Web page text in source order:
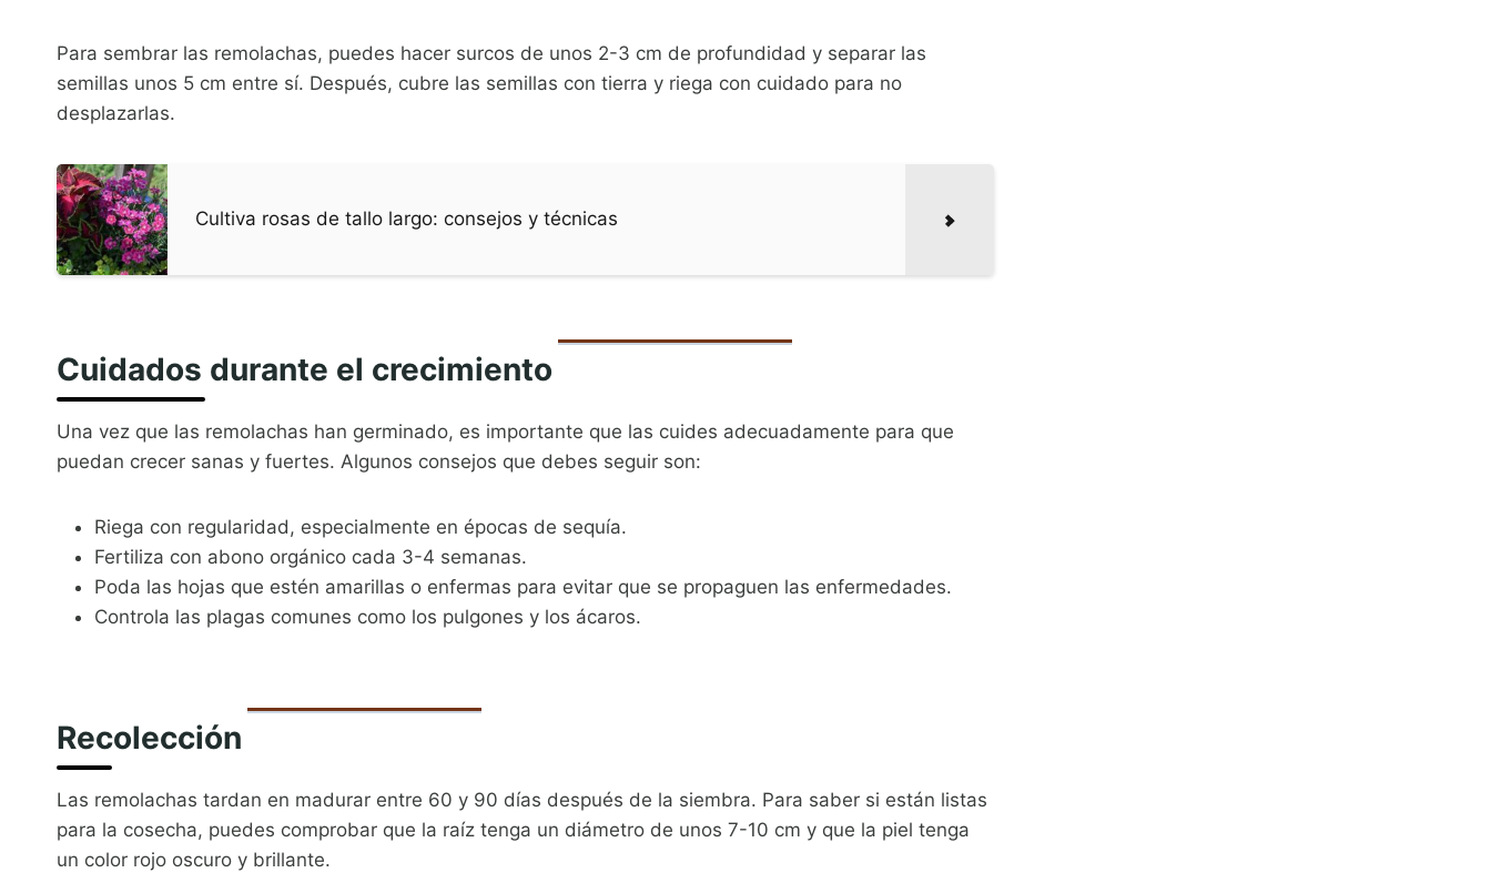
Para sembrar las remolachas, puedes hacer surcos de unos 2-3 cm de profundidad y separar las
semillas unos 5 cm entre sí. Después, cubre las semillas con tierra y riega con cuidado para no
desplazarlas.
Cultiva rosas de tallo largo: consejos y técnicas
Cuidados durante el crecimiento
Una vez que las remolachas han germinado, es importante que las cuides adecuadamente para que
puedan crecer sanas y fuertes. Algunos consejos que debes seguir son:
Riega con regularidad, especialmente en épocas de sequía.
Fertiliza con abono orgánico cada 3-4 semanas.
Poda las hojas que estén amarillas o enfermas para evitar que se propaguen las enfermedades.
Controla las plagas comunes como los pulgones y los ácaros.
Recolección
Las remolachas tardan en madurar entre 60 y 90 días después de la siembra. Para saber si están listas
para la cosecha, puedes comprobar que la raíz tenga un diámetro de unos 7-10 cm y que la piel tenga
un color rojo oscuro y brillante.